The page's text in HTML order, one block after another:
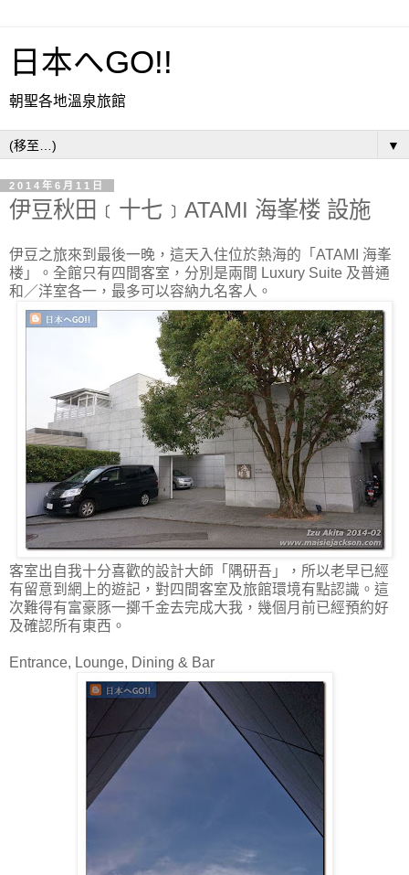
日本へGO!!
朝聖各地溫泉旅館
▼
2014年6月11日
伊豆秋田﹝十七﹞ATAMI 海峯楼 設施
伊豆之旅來到最後一晚，這天入住位於熱海的「ATAMI 海峯
楼」。全館只有四間客室，分別是兩間 Luxury Suite 及普通
和／洋室各一，最多可以容納九名客人。
客室出自我十分喜歡的設計大師「隅研吾」，所以老早已經
有留意到網上的遊記，對四間客室及旅館環境有點認識。這
次難得有富豪豚一擲千金去完成大我，幾個月前已經預約好
及確認所有東西。
Entrance, Lounge, Dining & Bar